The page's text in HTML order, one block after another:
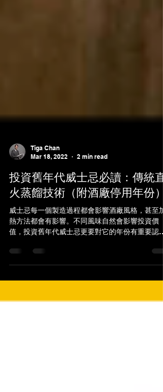
Tiga Chan
Mar 18, 2022
2 min read
投資舊年代威士忌必讀：傳統直
火蒸餾技術（附酒廠停用年份）
熱方法都會有影響。不同風味自然會影響投資價
值，投資舊年代威士忌更要對它的年份有重要認